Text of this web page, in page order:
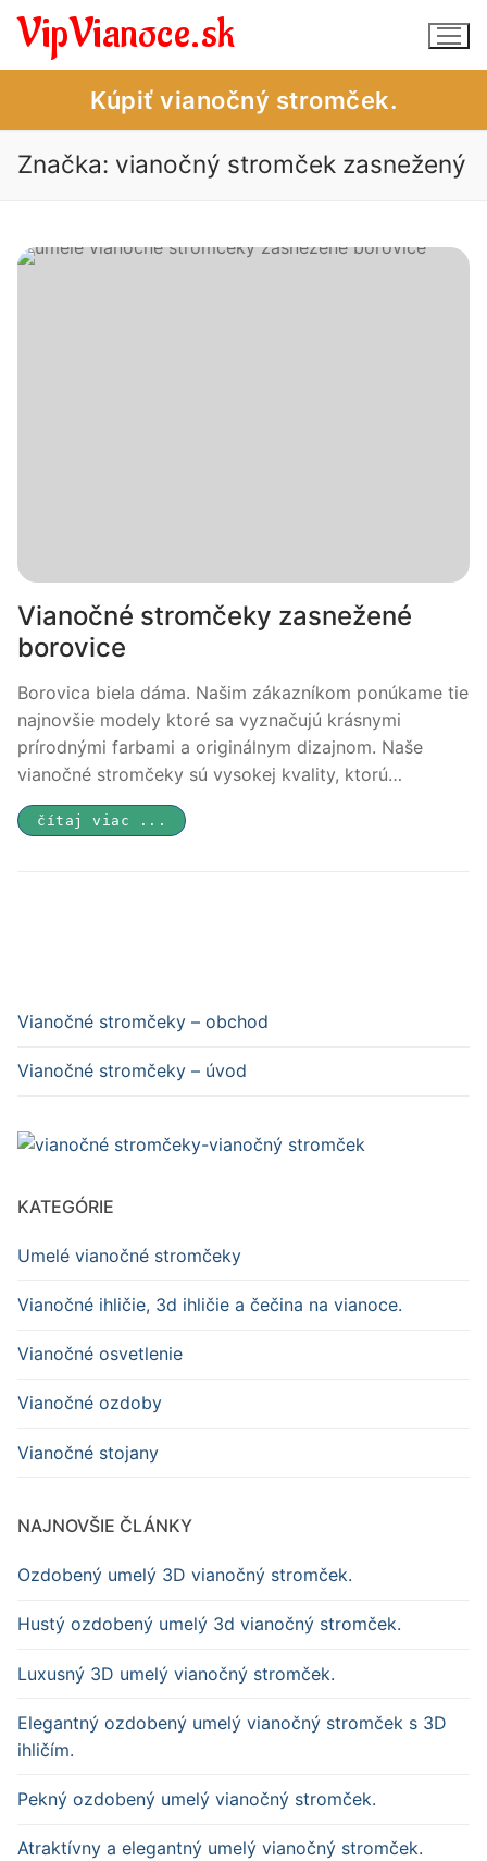
Preskočiť
obsah
VipVianoce.sk
Kúpiť vianočný stromček.
Vianočné stromčeky – úvod
Značka: vianočný stromček zasnežený
Vianočné stromčeky zasnežené
borovice
Borovica biela dáma. Našim zákazníkom ponúkame tie
najnovšie modely ktoré sa vyznačujú krásnymi
prírodnými farbami a originálnym dizajnom. Naše
vianočné stromčeky sú vysokej kvality, ktorú…
čítaj viac ...
Vianočné stromčeky – obchod
Vianočné stromčeky – úvod
KATEGÓRIE
Umelé vianočné stromčeky
Vianočné ihličie, 3d ihličie a čečina na vianoce.
Vianočné osvetlenie
Vianočné ozdoby
Vianočné stojany
NAJNOVŠIE ČLÁNKY
Ozdobený umelý 3D vianočný stromček.
Hustý ozdobený umelý 3d vianočný stromček.
Luxusný 3D umelý vianočný stromček.
Elegantný ozdobený umelý vianočný stromček s 3D
ihličím.
Pekný ozdobený umelý vianočný stromček.
Atraktívny a elegantný umelý vianočný stromček.